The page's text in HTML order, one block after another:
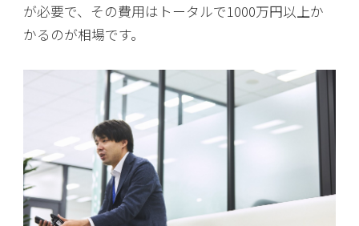
が必要で、その費用はトータルで1000万円以上か
かるのが相場です。